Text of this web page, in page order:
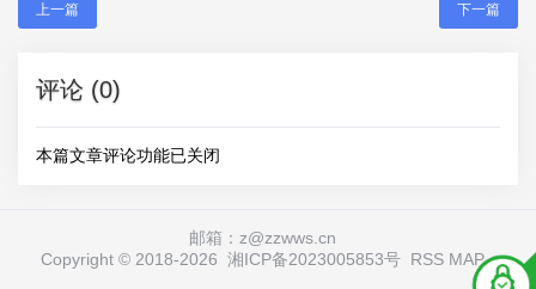
上一篇 下一篇
评论 (0)
本篇文章评论功能已关闭
邮箱：z@zzwws.cn
Copyright © 2018-2026 湘ICP备2023005853号 RSS MAP